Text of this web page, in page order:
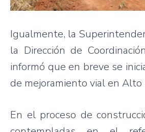
Igualmente, la
la Dirección de
informó que en breve se
de mejoramiento vial en Alto
En el proceso de